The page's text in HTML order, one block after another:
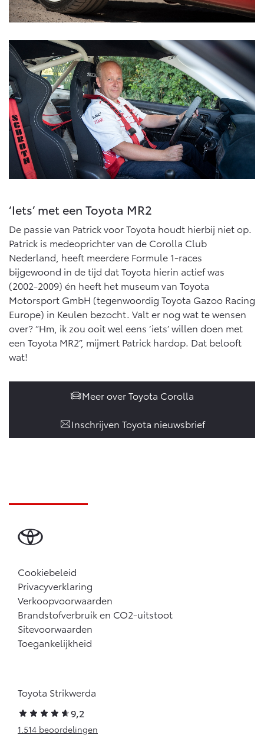
‘Iets’ met een Toyota MR2
De passie van Patrick voor Toyota houdt hierbij niet op.
Patrick is medeoprichter van de Corolla Club
Nederland, heeft meerdere Formule 1-races
bijgewoond in de tijd dat Toyota hierin actief was
(2002-2009) én heeft het museum van Toyota
Motorsport GmbH (tegenwoordig Toyota Gazoo Racing
Europe) in Keulen bezocht. Valt er nog wat te wensen
over? “Hm, ik zou ooit wel eens ‘iets’ willen doen met
een Toyota MR2”, mijmert Patrick hardop. Dat belooft
wat!
Meer over Toyota Corolla
Inschrijven Toyota nieuwsbrief
Cookiebeleid
Privacyverklaring
Verkoopvoorwaarden
Brandstofverbruik en CO2-uitstoot
Sitevoorwaarden
Toegankelijkheid
Toyota Strikwerda
9,2
1.514 beoordelingen